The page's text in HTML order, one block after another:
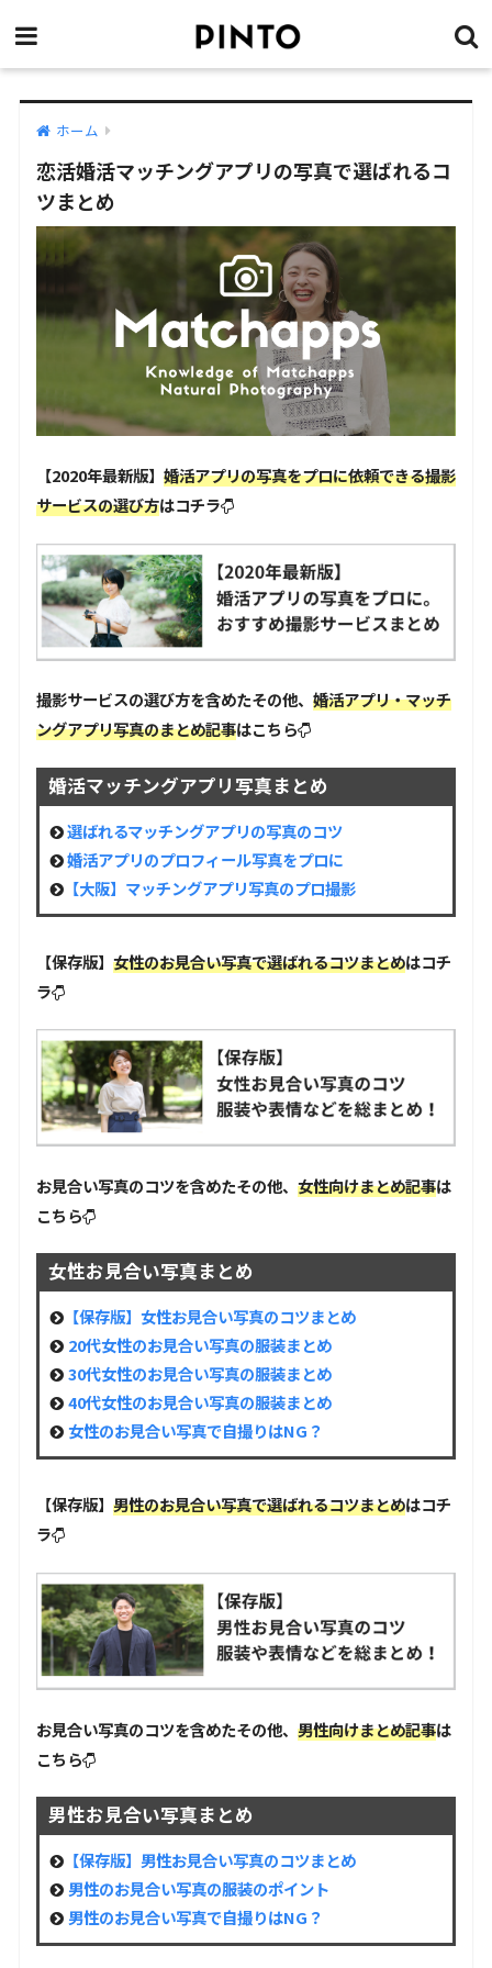
ホーム
恋活婚活マッチングアプリの写真で選ばれるコ
ツまとめ
【2020年最新版】 婚活アプリの写真をプロに依頼できる撮影
サービスの選び方はコチラ
撮影サービスの選び方を含めたその他、 婚活アプリ・マッチ
ングアプリ写真のまとめ記事はこちら
婚活マッチングアプリ写真まとめ
選ばれるマッチングアプリの写真のコツ
婚活アプリのプロフィール写真をプロに
【大阪】マッチングアプリ写真のプロ撮影
【保存版】 女性のお見合い写真で選ばれるコツまとめはコチ
ラ
お見合い写真のコツを含めたその他、 女性向けまとめ記事は
こちら
女性お見合い写真まとめ
【保存版】女性お見合い写真のコツまとめ
20代女性のお見合い写真の服装まとめ
30代女性のお見合い写真の服装まとめ
40代女性のお見合い写真の服装まとめ
女性のお見合い写真で自撮りはNG？
【保存版】 男性のお見合い写真で選ばれるコツまとめはコチ
ラ
お見合い写真のコツを含めたその他、 男性向けまとめ記事は
こちら
男性お見合い写真まとめ
【保存版】男性お見合い写真のコツまとめ
男性のお見合い写真の服装のポイント
男性のお見合い写真で自撮りはNG？